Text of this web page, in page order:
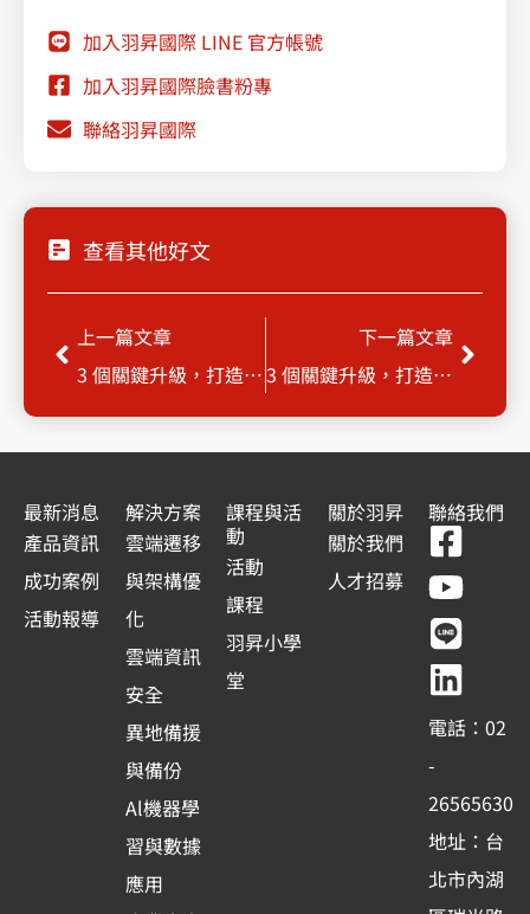
加入羽昇國際 LINE 官方帳號
加入羽昇國際臉書粉專
聯絡羽昇國際
查看其他好文
上一頁
上一篇文章
3 個關鍵升級，打造從官網門面到營運自動化的獲利公式..
下一篇文章
3 個關鍵升級，打造從官網門面到營運自動化的獲利公式_
下一
最新消息
產品資訊
成功案例
活動報導
解決方案
雲端遷移
與架構優
化
雲端資訊
安全
異地備援
與備份
Al機器學
習與數據
應用
課程與活
動
活動
課程
羽昇小學
堂
關於羽昇
關於我們
人才招募
聯絡我們
F
a
c
e
b
o
o
k
-
s
q
Y
o
u
t
u
b
e
L
i
n
e
L
i
n
k
e
d
i
n
電話：02
-
26565630
地址：台
北市內湖